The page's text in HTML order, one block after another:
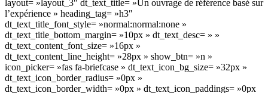
layout= »layout_3″ dt_text_title= »Un ouvrage de référence basé sur
l’expérience » heading_tag= »h3″
dt_text_title_font_style= »normal:normal:none »
dt_text_title_bottom_margin= »10px » dt_text_desc= » »
dt_text_content_font_size= »16px »
dt_text_content_line_height= »28px » show_btn= »n »
icon_picker= »fas fa-briefcase » dt_text_icon_bg_size= »32px »
dt_text_icon_border_radius= »0px »
dt_text_icon_border_width= »0px » dt_text_icon_paddings= »0px